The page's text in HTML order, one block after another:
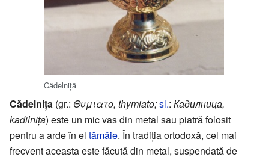
Cădelniță
Cădelnița (gr.: Θυμιατο, thymiato;sl.: Кадилница,
kadilnița) este un mic vas din metal sau piatră folosit
pentru a arde în el tămâie. În tradiția ortodoxă, cel mai
frecvent aceasta este făcută din metal, suspendată de